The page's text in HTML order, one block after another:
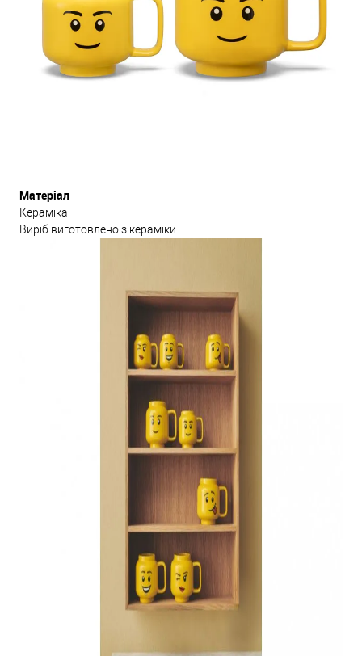
Матеріал
Кераміка
Виріб виготовлено з кераміки.